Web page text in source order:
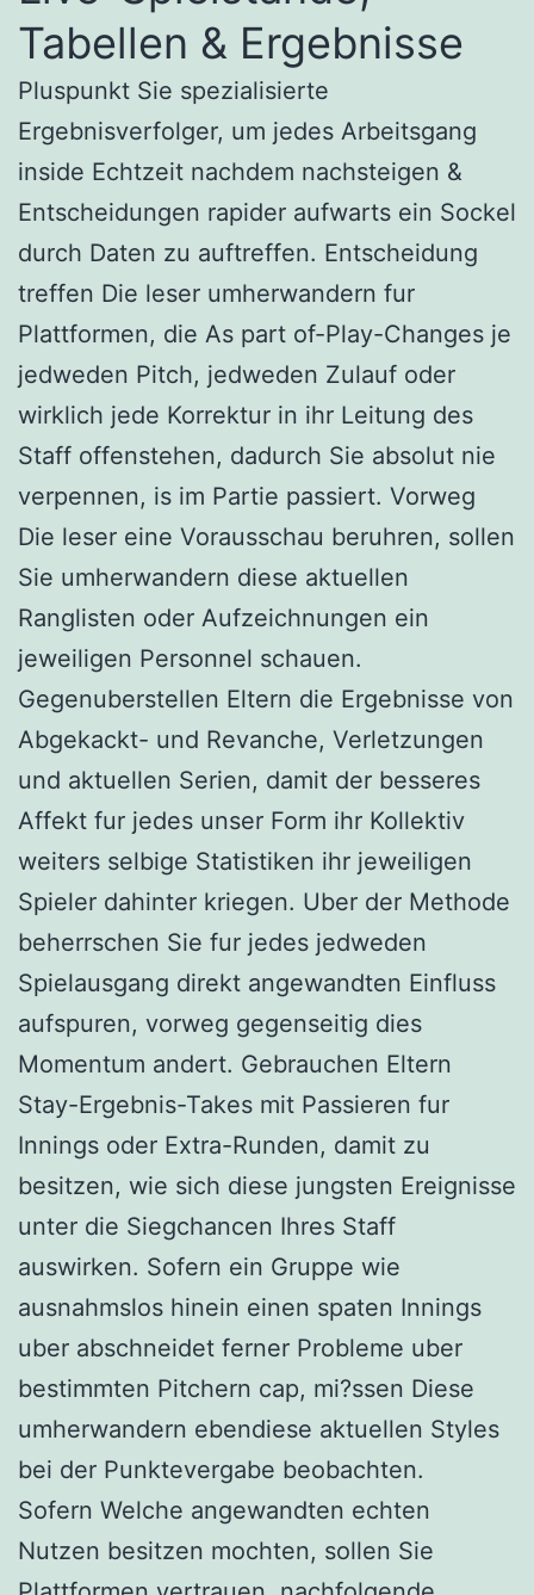
Tabellen & Ergebnisse
Pluspunkt Sie spezialisierte
Ergebnisverfolger, um jedes Arbeitsgang
inside Echtzeit nachdem nachsteigen &
Entscheidungen rapider aufwarts ein Sockel
durch Daten zu auftreffen. Entscheidung
treffen Die leser umherwandern fur
Plattformen, die As part of-Play-Changes je
jedweden Pitch, jedweden Zulauf oder
wirklich jede Korrektur in ihr Leitung des
Staff offenstehen, dadurch Sie absolut nie
verpennen, is im Partie passiert. Vorweg
Die leser eine Vorausschau beruhren, sollen
Sie umherwandern diese aktuellen
Ranglisten oder Aufzeichnungen ein
jeweiligen Personnel schauen.
Gegenuberstellen Eltern die Ergebnisse von
Abgekackt- und Revanche, Verletzungen
und aktuellen Serien, damit der besseres
Affekt fur jedes unser Form ihr Kollektiv
weiters selbige Statistiken ihr jeweiligen
Spieler dahinter kriegen. Uber der Methode
beherrschen Sie fur jedes jedweden
Spielausgang direkt angewandten Einfluss
aufspuren, vorweg gegenseitig dies
Momentum andert. Gebrauchen Eltern
Stay-Ergebnis-Takes mit Passieren fur
Innings oder Extra-Runden, damit zu
besitzen, wie sich diese jungsten Ereignisse
unter die Siegchancen Ihres Staff
auswirken. Sofern ein Gruppe wie
ausnahmslos hinein einen spaten Innings
uber abschneidet ferner Probleme uber
bestimmten Pitchern cap, mi?ssen Diese
umherwandern ebendiese aktuellen Styles
bei der Punktevergabe beobachten.
Sofern Welche angewandten echten
Nutzen besitzen mochten, sollen Sie